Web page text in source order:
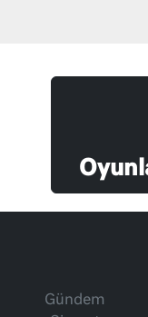
Gündem